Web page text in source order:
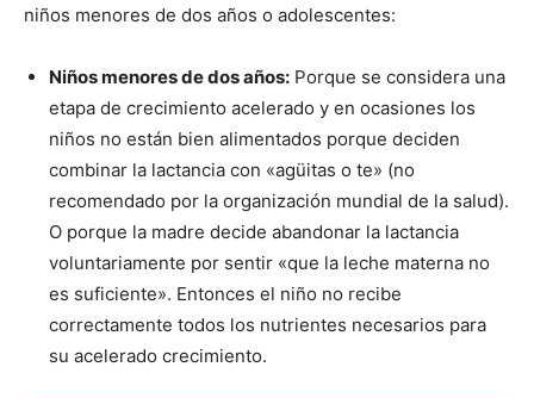
niños menores de dos años o adolescentes:
Niños menores de dos años: Porque se considera una
etapa de crecimiento acelerado y en ocasiones los
niños no están bien alimentados porque deciden
combinar la lactancia con «agüitas o te» (no
recomendado por la organización mundial de la salud).
O porque la madre decide abandonar la lactancia
voluntariamente por sentir «que la leche materna no
es suficiente». Entonces el niño no recibe
correctamente todos los nutrientes necesarios para
su acelerado crecimiento.